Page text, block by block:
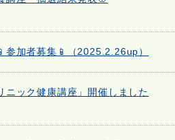
参加者募集📱（2025.2.26up）
ニック健康講座」開催しました